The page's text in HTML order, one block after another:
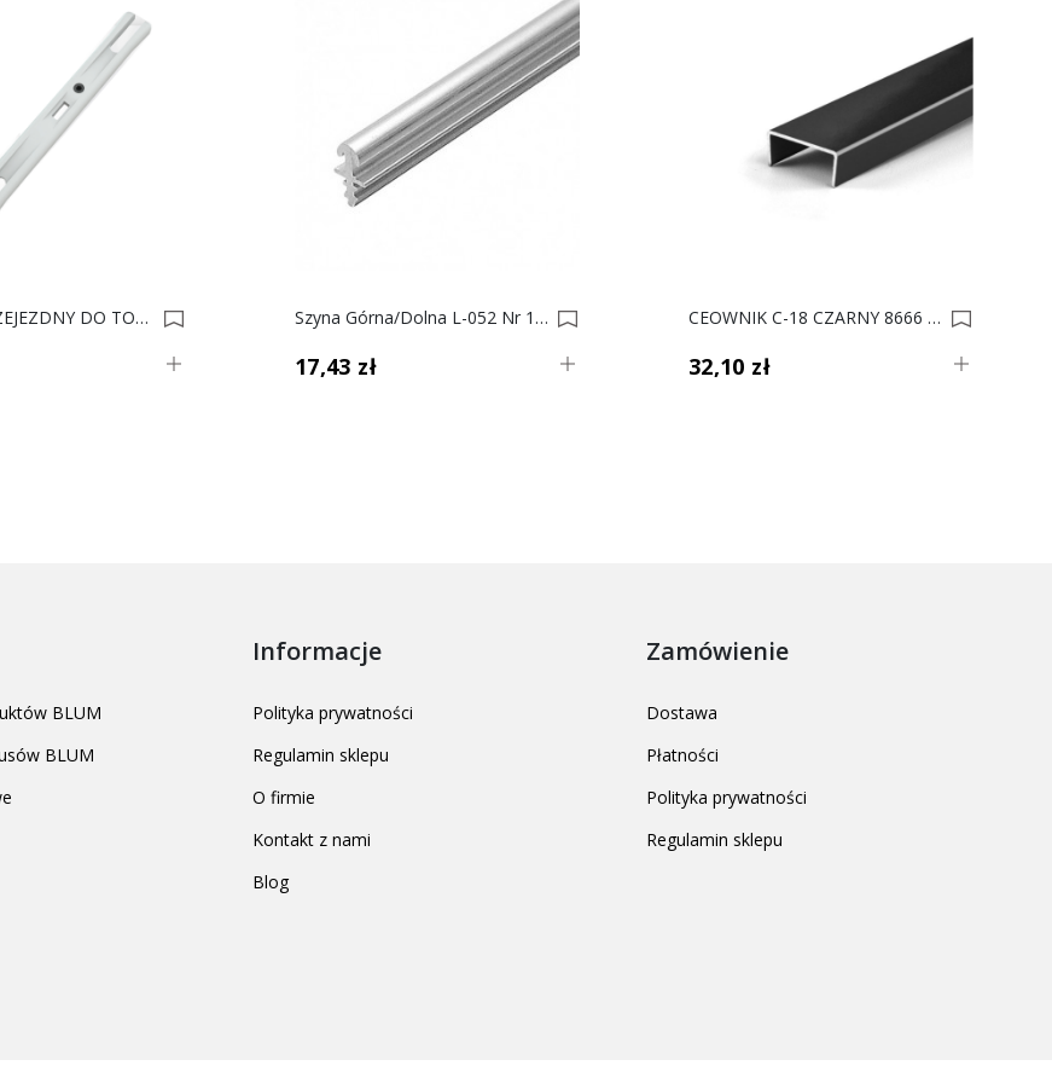
STOPER PRZEJEZDNY DO TORU RAMA Z Wkrętem Ustalającym 8859-1 L 0022330 Szyna Górna/dolna L-052 Nr 14 0017842-0017841
17,43 zł
CEOWNIK C-18 CZARNY 8666 3m L 0017432
32,10 zł
BLUM
BLUM
Informacje
Polityka prywatności
Regulamin sklepu
O firmie
Kontakt z nami
Blog
Zamówienie
Dostawa
Płatności
Polityka prywatności
Regulamin sklepu